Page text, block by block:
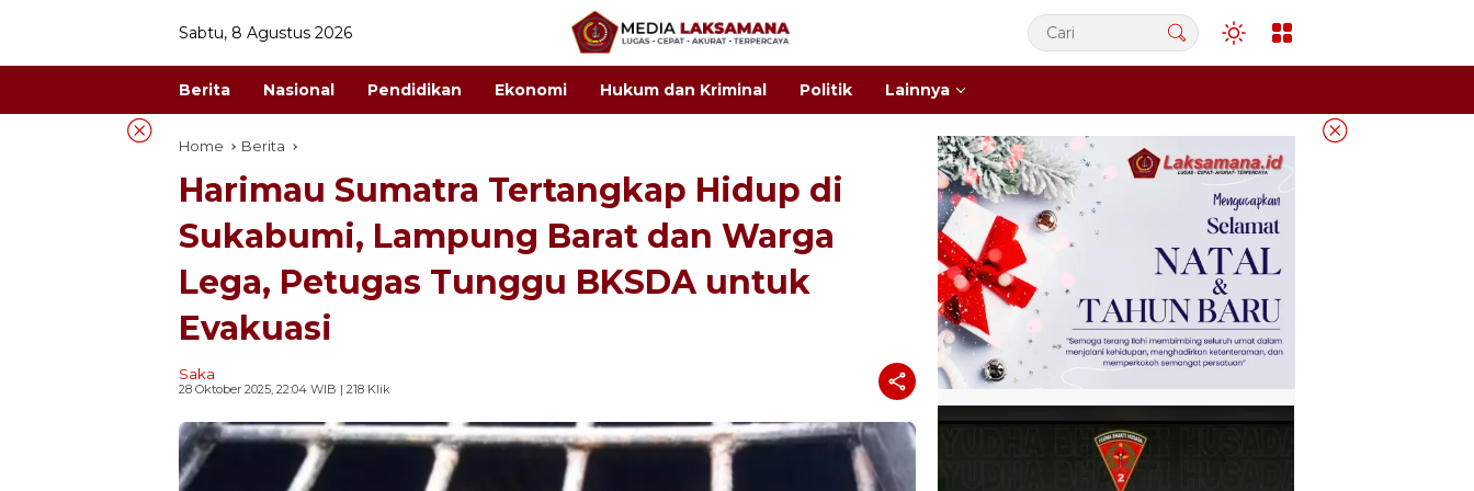
Sabtu, 8 Agustus 2026
Berita Nasional Pendidikan Ekonomi Hukum dan Kriminal Politik Lainnya
Home Berita
Harimau Sumatra Tertangkap Hidup di
Sukabumi, Lampung Barat dan Warga
Lega, Petugas Tunggu BKSDA untuk
Evakuasi
Saka
28 Oktober 2025, 22:04 WIB | 218 Klik